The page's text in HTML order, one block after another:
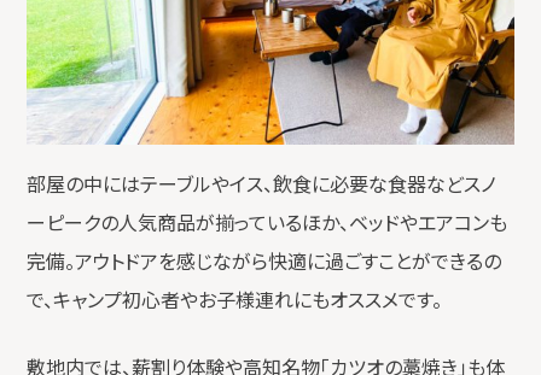
部屋の中にはテーブルやイス、飲食に必要な食器などスノ
ーピークの人気商品が揃っているほか、ベッドやエアコンも
完備。アウトドアを感じながら快適に過ごすことができるの
で、キャンプ初心者やお子様連れにもオススメです。
敷地内では、薪割り体験や高知名物「カツオの藁焼き」も体